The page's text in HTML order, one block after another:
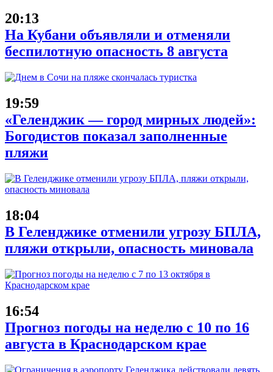
20:13
На Кубани объявляли и отменяли
беспилотную опасность 8 августа
19:59
«Геленджик — город мирных людей»:
Богодистов показал заполненные
пляжи
18:04
В Геленджике отменили угрозу БПЛА,
пляжи открыли, опасность миновала
16:54
Прогноз погоды на неделю с 10 по 16
августа в Краснодарском крае